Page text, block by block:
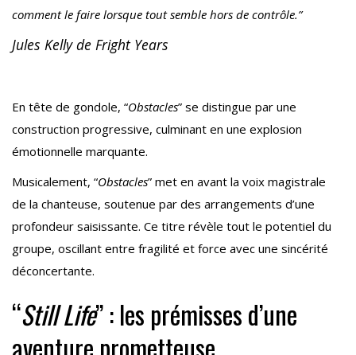
comment le faire lorsque tout semble hors de contrôle.”
Jules Kelly de Fright Years
En tête de gondole, “Obstacles” se distingue par une
construction progressive, culminant en une explosion
émotionnelle marquante.
Musicalement, “Obstacles” met en avant la voix magistrale
de la chanteuse, soutenue par des arrangements d’une
profondeur saisissante. Ce titre révèle tout le potentiel du
groupe, oscillant entre fragilité et force avec une sincérité
déconcertante.
“Still Life” : les prémisses d’une